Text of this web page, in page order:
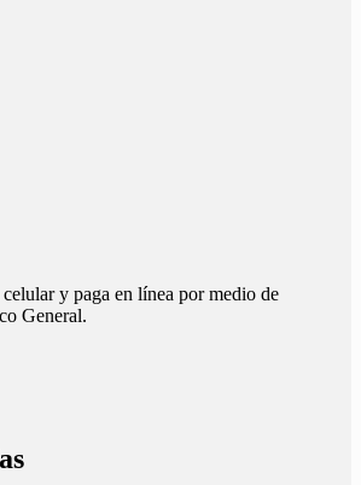
y paga en línea por medio de
General.